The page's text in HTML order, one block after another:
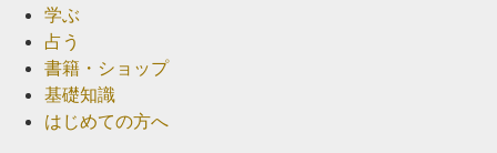
学ぶ
占う
書籍・ショップ
基礎知識
はじめての方へ